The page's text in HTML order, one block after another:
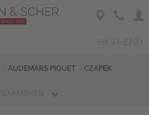
AUDEMARS PIGUET CZAPEK